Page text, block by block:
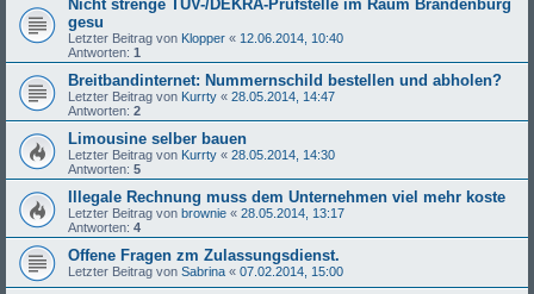
Nicht strenge TÜV-/DEKRA-Prüfstelle im Raum Brandenburg
gesu
Letzter Beitrag von Klopper « 12.06.2014, 10:40
Antworten: 1
Breitbandinternet: Nummernschild bestellen und abholen?
Letzter Beitrag von Kurrty « 28.05.2014, 14:47
Antworten: 2
Limousine selber bauen
Letzter Beitrag von Kurrty « 28.05.2014, 14:30
Antworten: 5
Illegale Rechnung muss dem Unternehmen viel mehr koste
Letzter Beitrag von brownie « 28.05.2014, 13:17
Antworten: 4
Offene Fragen zm Zulassungsdienst.
Letzter Beitrag von Sabrina « 07.02.2014, 15:00